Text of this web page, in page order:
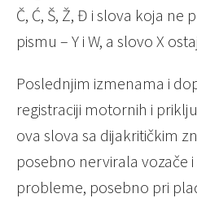
Č, Ć, Š, Ž, Đ i slova koja ne
pismu – Y i W, a slovo X
Poslednjim izmenama i
registraciji motornih i
ova slova sa dijakritičkim
posebno nervirala vozače
probleme, posebno pri